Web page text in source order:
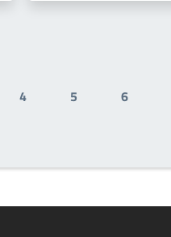
Pagina
4
Pagina
5
Pagina
6